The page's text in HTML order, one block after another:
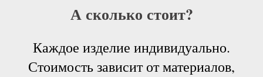
А сколько стоит?
Каждое изделие индивидуально.
Стоимость зависит от материалов,